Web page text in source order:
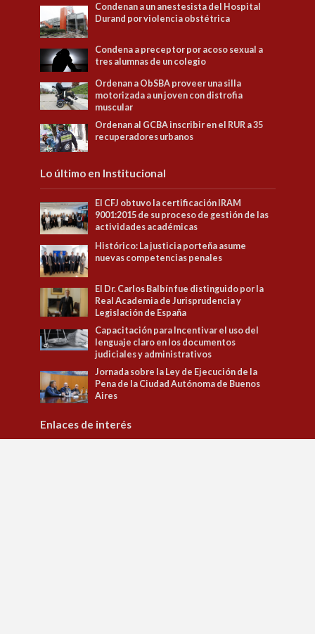
Condenan a un anestesista del Hospital
Durand por violencia obstétrica
Condena a preceptor por acoso sexual a
tres alumnas de un colegio
Ordenan a ObSBA proveer una silla
motorizada a un joven con distrofia
muscular
Ordenan al GCBA inscribir en el RUR a 35
recuperadores urbanos
Lo último en Institucional
El CFJ obtuvo la certificación IRAM
9001:2015 de su proceso de gestión de las
actividades académicas
Histórico: La justicia porteña asume
nuevas competencias penales
El Dr. Carlos Balbín fue distinguido por la
Real Academia de Jurisprudencia y
Legislación de España
Capacitación para Incentivar el uso del
lenguaje claro en los documentos
judiciales y administrativos
Jornada sobre la Ley de Ejecución de la
Pena de la Ciudad Autónoma de Buenos
Aires
Enlaces de interés